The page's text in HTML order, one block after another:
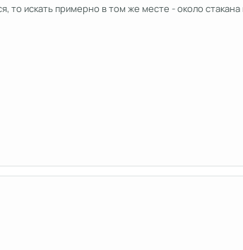
то искать примерно в том же месте - около